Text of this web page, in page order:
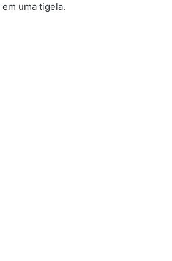
uma tigela.